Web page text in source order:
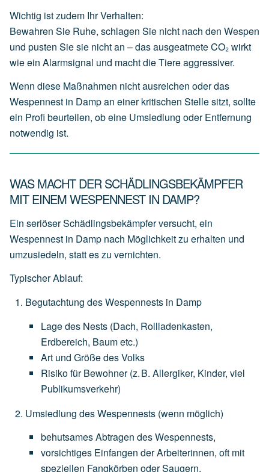
Wichtig ist zudem Ihr Verhalten:
Bewahren Sie Ruhe, schlagen Sie nicht nach den Wespen
und pusten Sie sie nicht an – das ausgeatmete CO₂ wirkt
wie ein Alarmsignal und macht die Tiere aggressiver.
Wenn diese Maßnahmen nicht ausreichen oder das
Wespennest in Damp an einer kritischen Stelle sitzt, sollte
ein Profi beurteilen, ob eine Umsiedlung oder Entfernung
notwendig ist.
WAS MACHT DER SCHÄDLINGSBEKÄMPFER
MIT EINEM WESPENNEST IN DAMP?
Ein seriöser Schädlingsbekämpfer versucht, ein
Wespennest in Damp nach Möglichkeit zu erhalten und
umzusiedeln, statt es zu vernichten.
Typischer Ablauf:
Begutachtung des Wespennests in Damp
Lagedes Nests (Dach, Rollladenkasten,
Erdbereich, Baumetc.)
Art und GrößedesVolks
Risikofür Bewohner (z.B. Allergiker, Kinder, viel
Publikumsverkehr)
Umsiedlung des Wespennests (wenn möglich)
behutsamesAbtragen desWespennests,
vorsichtiges Einfangen derArbeiterinnen, oft mit
speziellen Fangkörben oderSaugern,